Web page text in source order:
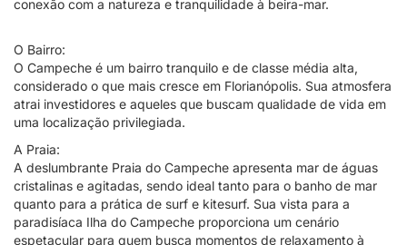
conexão com a natureza e tranquilidade à beira-mar.
O Bairro:
O Campeche é um bairro tranquilo e de classe média alta,
considerado o que mais cresce em Florianópolis. Sua atmosfera
atrai investidores e aqueles que buscam qualidade de vida em
uma localização privilegiada.
A Praia:
A deslumbrante Praia do Campeche apresenta mar de águas
cristalinas e agitadas, sendo ideal tanto para o banho de mar
quanto para a prática de surf e kitesurf. Sua vista para a
paradisíaca Ilha do Campeche proporciona um cenário
espetacular para quem busca momentos de relaxamento à